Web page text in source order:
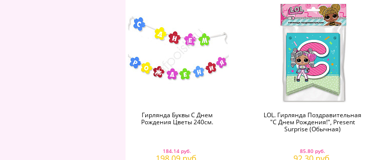
Гирлянда Буквы С Днем
Рождения Цветы 240см.
184.14 руб.
LOL. Гирлянда Поздравительная
"С Днем Рождения!", Present
Surprise (обычная)
85.80 руб.